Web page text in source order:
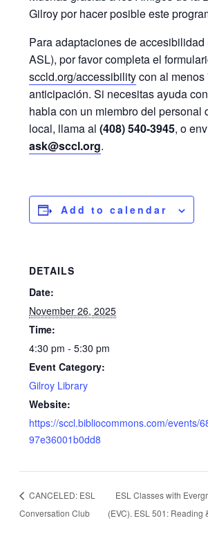
Gilroy por hacer posible este
Para adaptaciones de accesibilidad
ASL), por favor completa el
sccld.org/accessibilitycon al
anticipación. Si necesitas ayuda
habla con un miembro del personal
local, llama al(408) 540-3945, o
ask@sccl.org.
Add to calendar
DETAILS
Date:
November 26, 2025
Time:
4:30 pm - 5:30 pm
Event Category:
Gilroy Library
Website:
https://sccl.bibliocommons.com/events/
97e36001b0dd8
CANCELED: ESL
Conversation Club
ESL Classes with
(EVC). ESL 501: Reading